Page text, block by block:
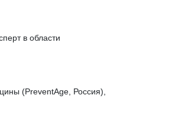
в области
(PreventAge, Россия),